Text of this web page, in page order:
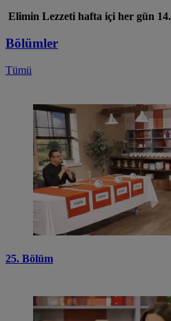
Elimin Lezzeti hafta içi her gün
Bölümler
Tümü
25. Bölüm